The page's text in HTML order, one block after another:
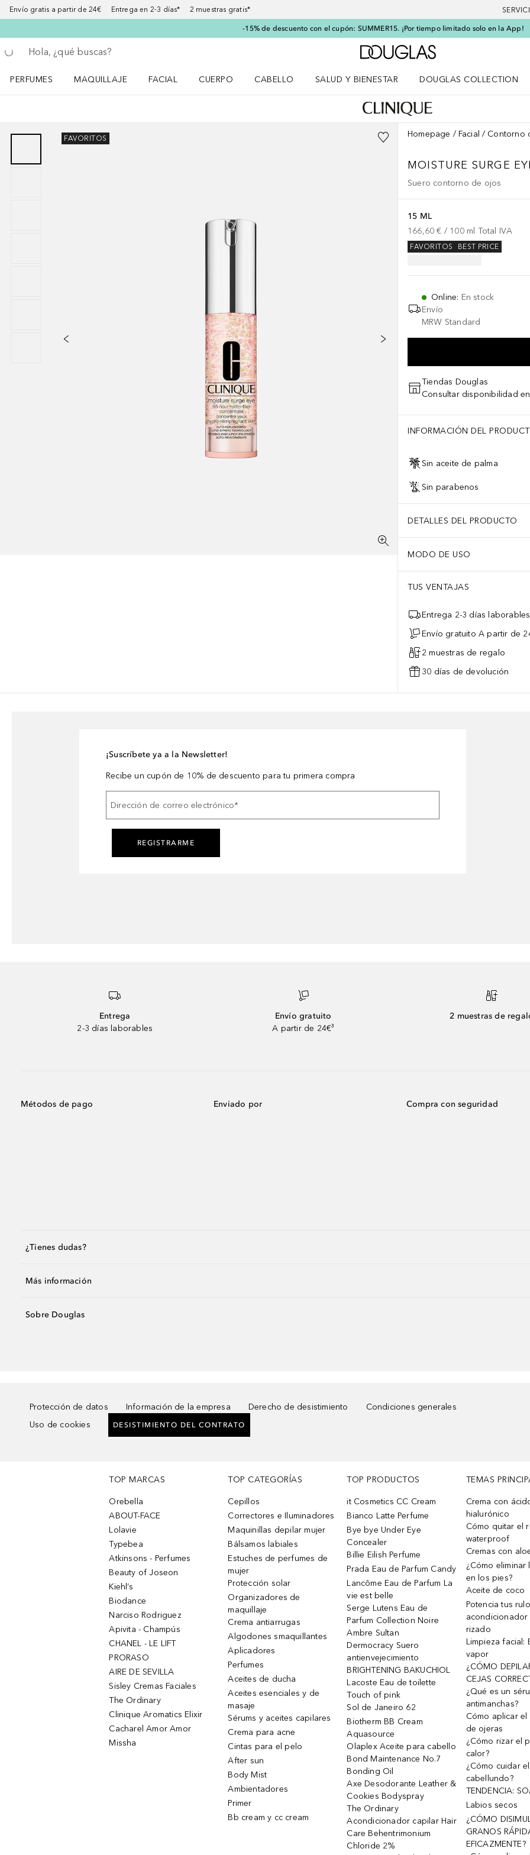
Envío gratis a partir de 24€ Entrega en 2-3 días* 2 muestras gratis*
-15% de descuento con el cupón: SUMMER15. ¡Por tiempo limitado solo en la App!
Regresar
Ejecutar búsqueda
A Douglas Home
PERFUMES
MAQUILLAJE
FACIAL
CUERPO
CABELLO
SALUD Y BIENESTAR
DOUGLAS COLLECTION
FAVORITOS Homepage Facial Contorno
MOISTURE SURGE
Suero contorno de ojos
15 ML
166,60 € / 100 ml Total IVA
BEST PRICE
FAVORITOS
Online: En stock
Envío
MRW Standard
Tiendas Douglas
Consultar disponibilidad
INFORMACIÓN DEL
Sin aceite de palma
Sin parabenos
DETALLES DEL PRODUCTO
MODO DE USO
TUS VENTAJAS
Entrega 2-3 días laborables
Envío gratuito A partir de
2 muestras de regalo
30 días de devolución
¡Suscríbete ya a la Newsletter!
Recibe un cupón de 10% de descuento para tu primera compra
Dirección de correo electrónico*
REGISTRARME
Entrega
2-3 días laborables
Envío gratuito
A partir de 24€³
2 muestras de
Métodos de pago Enviado por Compra con seguridad
¿Tienes dudas?
Más información
Sobre Douglas
Protección de datos Información de la empresa Derecho de desistimiento
Condiciones generales
Uso de cookies
DESISTIMIENTO DEL CONTRATO
TOP MARCAS
Orebella
ABOUT-FACE
Lolavie
Typebea
Atkinsons - Perfumes
Beauty of Joseon
Kiehl’s
Biodance
Narciso Rodriguez
Apivita - Champús
CHANEL - LE LIFT
PRORASO
AIRE DE SEVILLA
Sisley Cremas Faciales
The Ordinary
Clinique Aromatics Elixir
Cacharel Amor Amor
Missha
TOP CATEGORÍAS
Cepillos
Correctores e Iluminadores
Maquinillas depilar mujer
Bálsamos labiales
Estuches de perfumes de
mujer
Protección solar
Organizadores de
maquillaje
Crema antiarrugas
Algodones smaquillantes
Aplicadores
Perfumes
Aceites de ducha
Aceites esenciales y de
masaje
Sérums y aceites capilares
Crema para acne
Cintas para el pelo
After sun
Body Mist
Ambientadores
Primer
Bb cream y cc cream
TOP PRODUCTOS
it Cosmetics CC Cream
Bianco Latte Perfume
Bye bye Under Eye
Concealer
Billie Eilish Perfume
Prada Eau de Parfum Candy
Lancôme Eau de Parfum La
vie est belle
Serge Lutens Eau de
Parfum Collection Noire
Ambre Sultan
Dermocracy Suero
antienvejecimiento
BRIGHTENING BAKUCHIOL
Lacoste Eau de toilette
Touch of pink
Sol de Janeiro 62
Biotherm BB Cream
Aquasource
Olaplex Aceite para cabello
Bond Maintenance No.7
Bonding Oil
Axe Desodorante Leather &
Cookies Bodyspray
The Ordinary
Acondicionador capilar Hair
Care Behentrimonium
Chloride 2%
TEMAS
Crema con
hialurónico
Cómo quitar el
waterproof
Cremas con
¿Cómo eliminar
en los pies?
Aceite de coco
Potencia tus
rizado
Limpieza facial:
vapor
¿CÓMO
CEJAS
¿Qué es un
antimanchas?
Cómo aplicar
de ojeras
¿Cómo rizar el
calor?
¿Cómo cuidar
cabellundo?
TENDENCIA:
Labios secos
¿CÓMO
GRANOS
EFICAZMENTE?